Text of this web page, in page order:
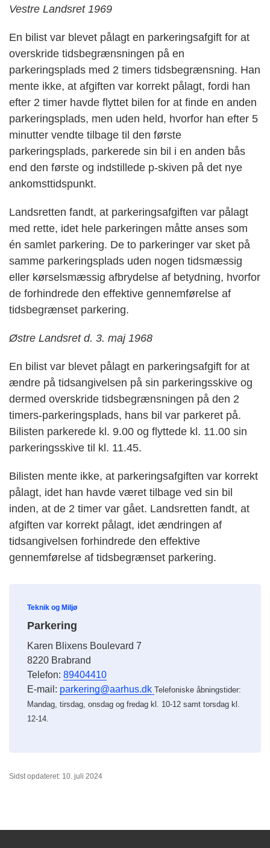
Vestre Landsret 1969
En bilist var blevet pålagt en parkeringsafgift for at
overskride tidsbegrænsningen på en
parkeringsplads med 2 timers tidsbegrænsning. Han
mente ikke, at afgiften var korrekt pålagt, fordi han
efter 2 timer havde flyttet bilen for at finde en anden
parkeringsplads, men uden held, hvorfor han efter 5
minutter vendte tilbage til den første
parkeringsplads, parkerede sin bil i en anden bås
end den første og indstillede p-skiven på det nye
ankomsttidspunkt.
Landsretten fandt, at parkeringsafgiften var pålagt
med rette, idet hele parkeringen måtte anses som
én samlet parkering. De to parkeringer var sket på
samme parkeringsplads uden nogen tidsmæssig
eller kørselsmæssig afbrydelse af betydning, hvorfor
de forhindrede den effektive gennemførelse af
tidsbegrænset parkering.
Østre Landsret d. 3. maj 1968
En bilist var blevet pålagt en parkeringsafgift for at
ændre på tidsangivelsen på sin parkeringsskive og
dermed overskride tidsbegrænsningen på den 2
timers-parkeringsplads, hans bil var parkeret på.
Bilisten parkerede kl. 9.00 og flyttede kl. 11.00 sin
parkeringsskive til kl. 11.45.
Bilisten mente ikke, at parkeringsafgiften var korrekt
pålagt, idet han havde været tilbage ved sin bil
inden, at de 2 timer var gået. Landsretten fandt, at
afgiften var korrekt pålagt, idet ændringen af
tidsangivelsen forhindrede den effektive
gennemførelse af tidsbegrænset parkering.
Teknik og Miljø
Parkering
Karen Blixens Boulevard 7
8220 Brabrand
Telefon: 89404410
E-mail: parkering@aarhus.dk Telefoniske åbningstider:
Mandag, tirsdag, onsdag og fredag kl. 10-12 samt torsdag kl.
12-14.
Sidst opdateret: 10. juli 2024